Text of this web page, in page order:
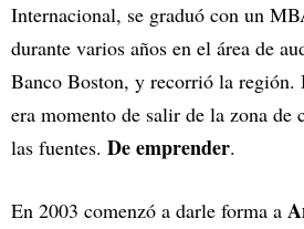
Internacional, se graduó con un
durante varios años en el área de
Banco Boston, y recorrió la región.
era momento de salir de la zona de
las fuentes. De emprender.
En 2003 comenzó a darle forma a